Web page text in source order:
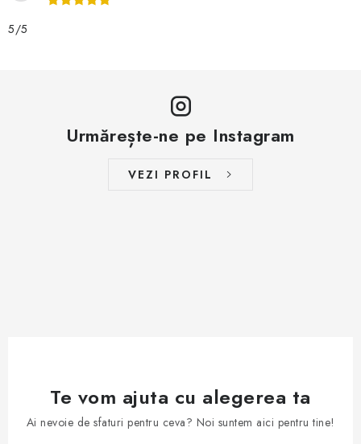
5/5
Urmărește-ne pe Instagram
VEZI PROFIL
Te vom ajuta cu alegerea ta
Ai nevoie de sfaturi pentru ceva? Noi suntem aici pentru tine!